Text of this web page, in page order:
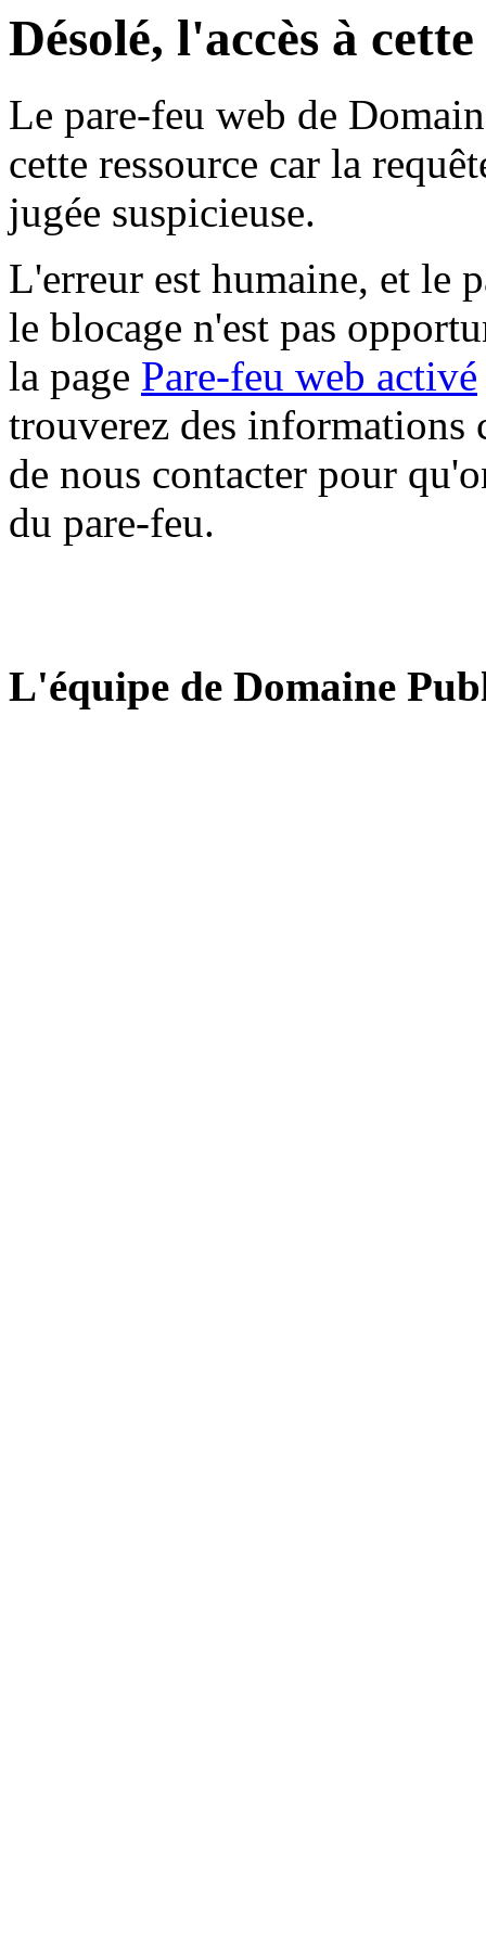
Désolé, l'accès à
Le pare-feu web de
cette ressource car la
jugée suspicieuse.
L'erreur est humaine, et le
le blocage n'est pas
la page Pare-feu web activé
trouverez des informations
de nous contacter pour
du pare-feu.
L'équipe de Domaine